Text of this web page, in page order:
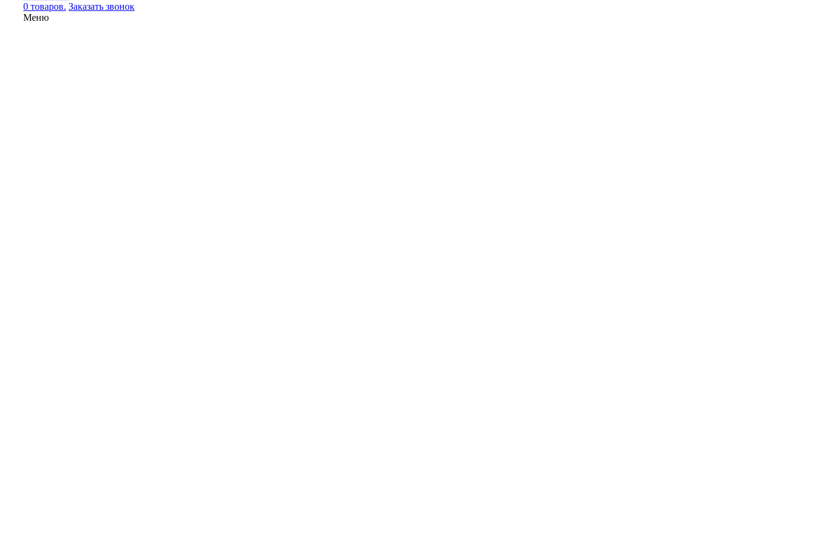
0 товаров. Заказать звонок
Меню